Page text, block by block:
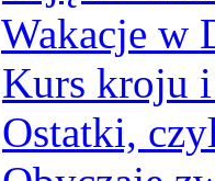
Wakacje w
Kurs kroju i
Ostatki,